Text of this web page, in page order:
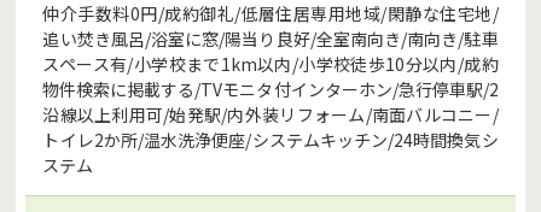
仲介手数料0円/成約御礼/低層住居専用地域/閑静な住宅地/
追い焚き風呂/浴室に窓/陽当り良好/全室南向き/南向き/駐車
スペース有/小学校まで1km以内/小学校徒歩10分以内/成約
物件検索に掲載する/TVモニタ付インターホン/急行停車駅/2
沿線以上利用可/始発駅/内外装リフォーム/南面バルコニー/
トイレ2か所/温水洗浄便座/システムキッチン/24時間換気シ
ステム